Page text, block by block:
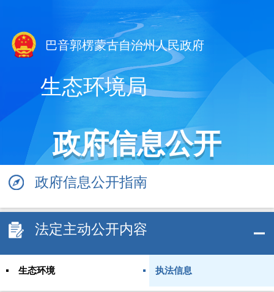
巴音郭楞蒙古自治州人民政府
生态环境局
政府信息公开
政府信息公开指南
法定主动公开内容
生态环境 执法信息